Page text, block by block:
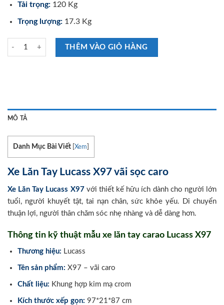
Tải trọng:120 Kg
Trọng lượng:17.3 Kg
Xe Lăn Tay Lucass X97 số lượng
THÊM VÀO GIỎ HÀNG
MÔ TẢ
Danh Mục Bài Viết Xem
Xe Lăn Tay Lucass X97 vãi sọc caro
Xe Lăn Tay Lucass X97 với thiết kế hữu ích dành cho người lớn
tuổi, người khuyết tật, tai nạn chân, sức khỏe yếu. Di chuyển
thuận lợi, người thân chăm sóc nhẹ nhàng và dễ dàng hơn.
Thông tin kỹ thuật mẫu xe lăn tay carao Lucass X97
Thương hiệu: Lucass
Tên sản phẩm: X97 – vãi caro
Chất liệu: Khung hợp kim mạ crom
Kích thước xếp gọn: 97*21*87 cm